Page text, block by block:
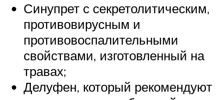
Синупрет с секретолитическим,
противовирусным и
противовоспалительными
свойствами, изготовленный на
травах;
Делуфен, который рекомендуют